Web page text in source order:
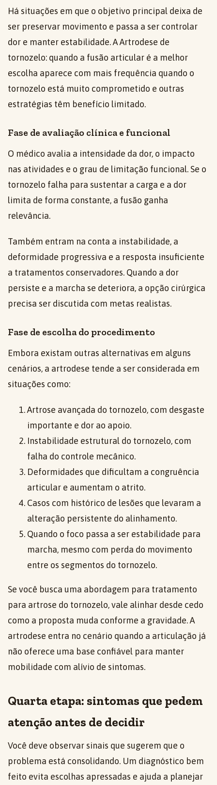
Há situações em que o objetivo principal deixa de
ser preservar movimento e passa a ser controlar
dor e manter estabilidade. A Artrodese de
tornozelo: quando a fusão articular é a melhor
escolha aparece com mais frequência quando o
tornozelo está muito comprometido e outras
estratégias têm benefício limitado.
Fase de avaliação clínica e funcional
O médico avalia a intensidade da dor, o impacto
nas atividades e o grau de limitação funcional. Se o
tornozelo falha para sustentar a carga e a dor
limita de forma constante, a fusão ganha
relevância.
Também entram na conta a instabilidade, a
deformidade progressiva e a resposta insuficiente
a tratamentos conservadores. Quando a dor
persiste e a marcha se deteriora, a opção cirúrgica
precisa ser discutida com metas realistas.
Fase de escolha do procedimento
Embora existam outras alternativas em alguns
cenários, a artrodese tende a ser considerada em
situações como:
Artrose avançada do tornozelo, com desgaste
importante e dor ao apoio.
Instabilidade estrutural do tornozelo, com
falha do controle mecânico.
Deformidades que dificultam a congruência
articular e aumentam o atrito.
Casos com histórico de lesões que levaram a
alteração persistente do alinhamento.
Quando o foco passa a ser estabilidade para
marcha, mesmo com perda do movimento
entre os segmentos do tornozelo.
Se você busca uma abordagem para tratamento
para artrose do tornozelo, vale alinhar desde cedo
como a proposta muda conforme a gravidade. A
artrodese entra no cenário quando a articulação já
não oferece uma base confiável para manter
mobilidade com alívio de sintomas.
Quarta etapa: sintomas que pedem
atenção antes de decidir
Você deve observar sinais que sugerem que o
problema está consolidando. Um diagnóstico bem
feito evita escolhas apressadas e ajuda a planejar